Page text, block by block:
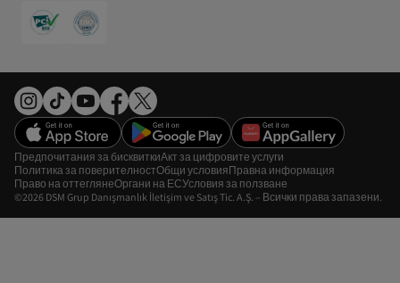
©2026 DSM Grup Danışmanlık İletişim ve Satış Tic. A.Ş. – Всички права запазени.
Предпочитания за бисквиткиАкт за цифровите услуги
Политика за поверителностОбщи условияПравна информация
Право на оттеглянеОргани на ЕСУсловия за ползване